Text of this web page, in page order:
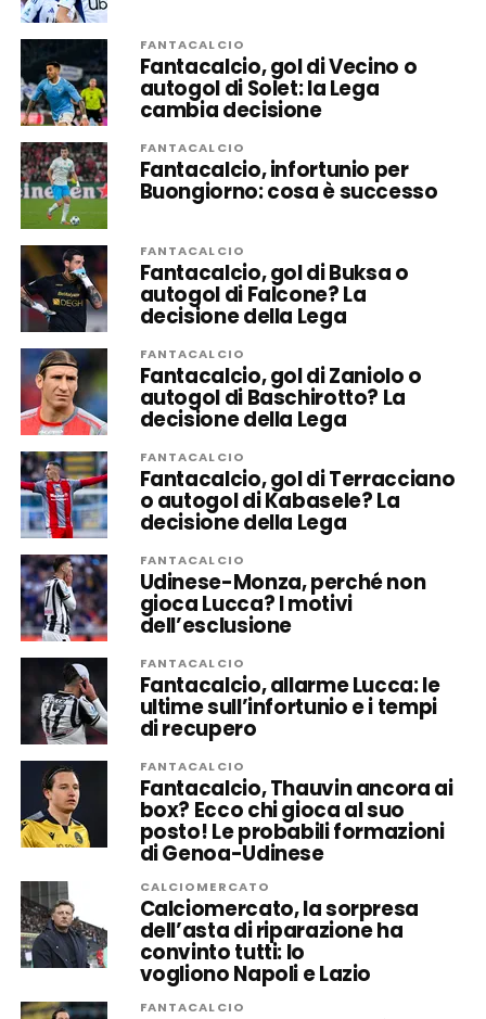
FANTACALCIO
Fantacalcio, gol di Vecino o
autogol di Solet: la Lega
cambia decisione
FANTACALCIO
Fantacalcio, infortunio per
Buongiorno: cosa è successo
FANTACALCIO
Fantacalcio, gol di Buksa o
autogol di Falcone? La
decisione della Lega
FANTACALCIO
Fantacalcio, gol di Zaniolo o
autogol di Baschirotto? La
decisione della Lega
FANTACALCIO
Fantacalcio, gol di Terracciano
o autogol di Kabasele? La
decisione della Lega
FANTACALCIO
Udinese-Monza, perché non
gioca Lucca? I motivi
dell’esclusione
FANTACALCIO
Fantacalcio, allarme Lucca: le
ultime sull’infortunio e i tempi
di recupero
FANTACALCIO
Fantacalcio, Thauvin ancora ai
box? Ecco chi gioca al suo
posto! Le probabili formazioni
di Genoa-Udinese
CALCIOMERCATO
Calciomercato, la sorpresa
dell’asta di riparazione ha
convinto tutti: lo
vogliono Napoli e Lazio
FANTACALCIO